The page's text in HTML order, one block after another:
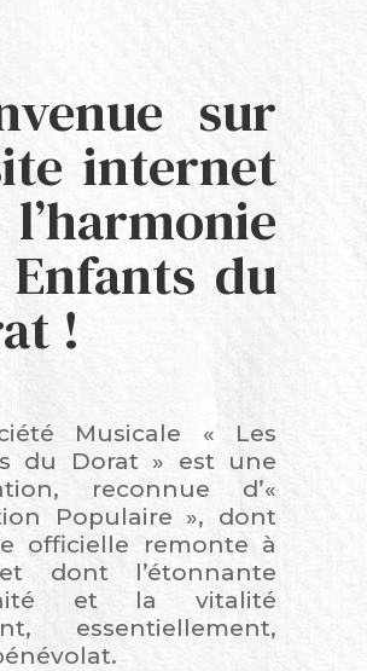
sur
internet
Enfants du
!
Musicale « Les
du Dorat » est une
reconnue d’«
Populaire », dont
officielle remonte à
dont l’étonnante
et
la vitalité
essentiellement,